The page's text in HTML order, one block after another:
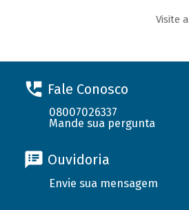
Visite a
Fale Conosco
08007026337
Mande sua pergunta
Ouvidoria
Envie sua mensagem